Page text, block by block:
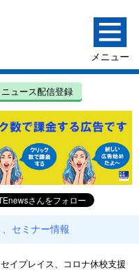
ニュース配信登録
セミナー情報
イプレイス、コロナ休校支援